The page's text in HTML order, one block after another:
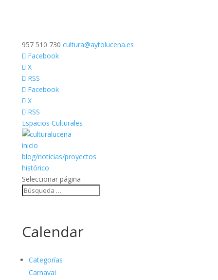
957 510 730 cultura@aytolucena.es
Facebook
X
RSS
Facebook
X
RSS
Espacios Culturales
inicio
blog/noticias/proyectos
histórico
Seleccionar página
Calendar
Categorías
Carnaval